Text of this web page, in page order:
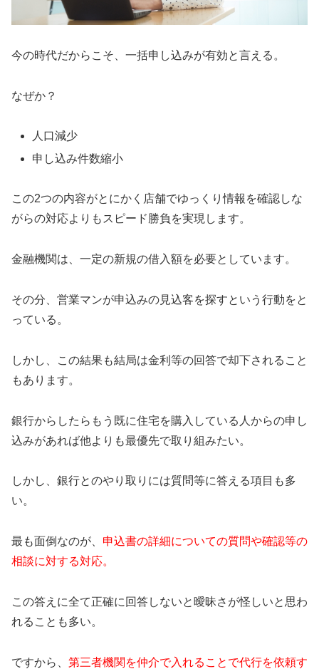
今の時代だからこそ、一括申し込みが有効と言える。
なぜか？
人口減少
申し込み件数縮小
この2つの内容がとにかく店舗でゆっくり情報を確認しな
がらの対応よりもスピード勝負を実現します。
金融機関は、一定の新規の借入額を必要としています。
その分、営業マンが申込みの見込客を探すという行動をと
っている。
しかし、この結果も結局は金利等の回答で却下されること
もあります。
銀行からしたらもう既に住宅を購入している人からの申し
込みがあれば他よりも最優先で取り組みたい。
しかし、銀行とのやり取りには質問等に答える項目も多
い。
最も面倒なのが、 申込書の詳細についての質問や確認等の
相談に対する対応。
この答えに全て正確に回答しないと曖昧さが怪しいと思わ
れることも多い。
ですから、 第三者機関を仲介で入れることで代行を依頼す